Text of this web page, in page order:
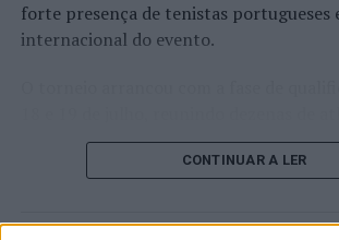
forte presença de tenistas portugueses
internacional do evento.
de um lugar no quadro principal. A
abertura contou com a presença do
acompanhado pelo executivo
CONTINUAR A LER